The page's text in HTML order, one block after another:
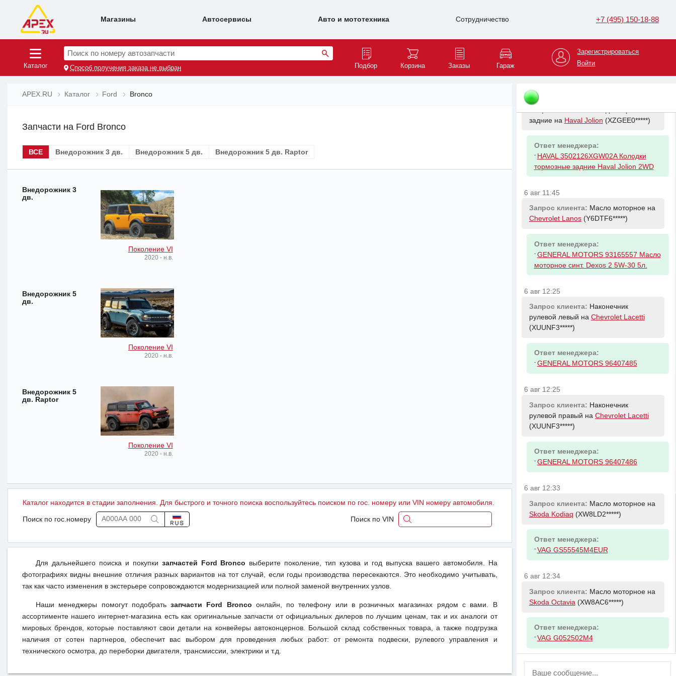
Магазины Автосервисы Авто и мототехника Сотрудничество +7 (495) 150-18-88
Каталог
Поиск по номеру автозапчасти
Способ получения заказа не выбран Подбор Корзина Заказы Гараж
Зарегистрироваться
Войти
APEX.RU Каталог Ford Bronco
Запчасти на Ford Bronco
ВСЕ Внедорожник 3 дв. Внедорожник 5 дв. Внедорожник 5 дв. Raptor
Внедорожник 3
дв.
Поколение VI
2020 - н.в.
Внедорожник 5
дв.
Поколение VI
2020 - н.в.
Внедорожник 5
дв. Raptor
Поколение VI
2020 - н.в.
Каталог находится в стадии заполнения. Для быстрого и точного поиска воспользуйтесь поиском по гос. номеру или VIN номеру автомобиля.
Поиск по гос.номеру Поиск по VIN
Для дальнейшего поиска и покупки запчастей Ford Bronco выберите поколение, тип кузова и год выпуска вашего автомобиля. На
фотографиях видны внешние отличия разных вариантов на тот случай, если годы производства пересекаются. Это необходимо учитывать,
так как часто изменения в экстерьере сопровождаются модернизацией или полной заменой внутренних узлов.
Наши менеджеры помогут подобратьзапчасти Ford Bronco онлайн, по телефону или в розничных магазинах рядом с вами. В
ассортименте нашего интернет-магазина есть как оригинальные запчасти от официальных дилеров по лучшим ценам, так и их аналоги от
мировых брендов, которые поставляют свои детали на конвейеры автоконцернов. Большой склад собственных товара, а также подгрузка
наличия от сотен партнеров, обеспечит вас выбором для проведения любых работ: от ремонта подвески, рулевого управления и
технического осмотра, до переборки двигателя, трансмиссии, электрики и т.д.
Ответ менеджера:
NISSAN D40604EA0A Колодки
тормозные зад J11E T32
6 авг 11:31
задние на Haval Jolion (XZGEE0*****)
Ответ менеджера:
- HAVAL 3502126XGW02A Колодки
тормозные задние Haval Jolion 2WD
6 авг 11:45
Запрос клиента: Масло моторное на
Chevrolet Lanos(Y6DTF6*****)
Ответ менеджера:
- GENERAL MOTORS 93165557 Масло
моторное синт. Dexos 2 5W-30 5л.
6 авг 12:25
Запрос клиента: Наконечник
рулевой левый на Chevrolet Lacetti
(XUUNF3*****)
Ответ менеджера:
- GENERAL MOTORS 96407485
6 авг 12:25
Запрос клиента: Наконечник
рулевой правый на Chevrolet Lacetti
(XUUNF3*****)
Ответ менеджера:
- GENERAL MOTORS 96407486
6 авг 12:33
Запрос клиента: Масло моторное на
Skoda Kodiaq (XW8LD2*****)
Ответ менеджера:
- VAG GS55545M4EUR
6 авг 12:34
Запрос клиента: Масло моторное на
Skoda Octavia (XW8AC6*****)
Ответ менеджера:
- VAG G052502M4
ВНИМАНИЕ!